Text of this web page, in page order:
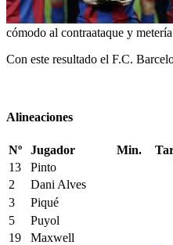
cómodo al contraataque y
Con este resultado el F.C.
Alineaciones
Nº Jugador Min.
13
Pinto
2
Dani Alves
3
Piqué
5
Puyol
19
Maxwell